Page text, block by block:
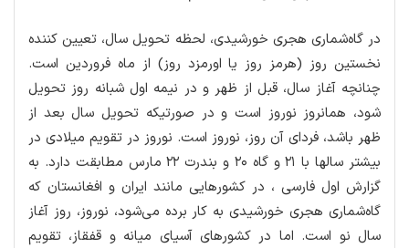
در گاه‌شماری هجری خورشیدی، لحظه تحویل سال، تعیین کننده
نخستین روز (هرمز روز یا اورمزد روز) از ماه فروردین است.
چنانچه آغاز سال، قبل از ظهر و در نیمه اول شبانه روز تحویل
شود، همانروز نوروز است و در صورتیکه تحویل سال بعد از
ظهر باشد، فردای آن روز، نوروز است. نوروز در تقویم میلادی در
بیشتر سالها با ۲۱ و گاه ۲۰ و بندرت ۲۲ مارس مطابقت دارد. به
گزارش اول فارسی ، در کشورهایی مانند ایران و افغانستان که
گاه‌شماری هجری خورشیدی به کار برده می‌شود، نوروز، روز آغاز
سال نو است. اما در کشورهای آسیای میانه و قفقاز، تقویم